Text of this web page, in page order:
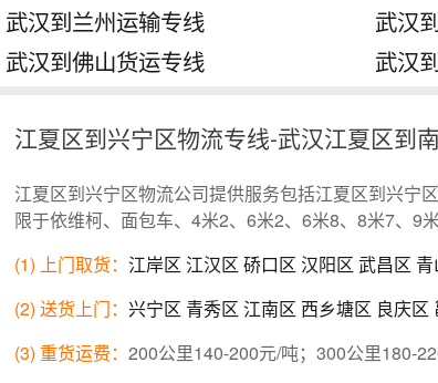
武汉到兰州运输专线
武汉
武汉到佛山货运专线
武汉
江夏区到兴宁区物流专线-武汉江夏区到
江夏区到兴宁区物流公司提供服务包括江夏区到兴宁
限于依维柯、面包车、4米2、6米2、6米8、8米7、9
(1) 上门取货： 江岸区 江汉区 硚口区 汉阳区 武昌区
(2) 送货上门： 兴宁区 青秀区 江南区 西乡塘区 良庆区
(3) 重货运费： 200公里140-200元/吨；300公里180-